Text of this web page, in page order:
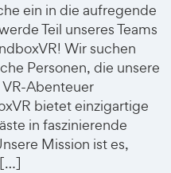
ein in die aufregende
Teil unseres Teams
Wir suchen
Personen, die unsere
Abenteuer
bietet einzigartige
in faszinierende
Mission ist es,
[…]